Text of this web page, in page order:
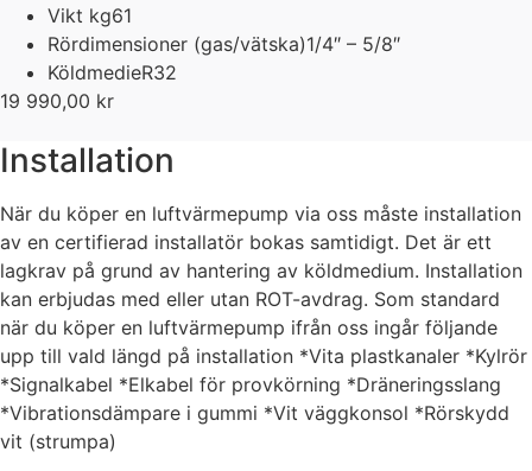
Vikt kg61
Rördimensioner (gas/vätska)1/4″ – 5/8″
KöldmedieR32
19 990,00 kr
Installation
När du köper en luftvärmepump via oss måste installation
av en certifierad installatör bokas samtidigt. Det är ett
lagkrav på grund av hantering av köldmedium. Installation
kan erbjudas med eller utan ROT-avdrag. Som standard
när du köper en luftvärmepump ifrån oss ingår följande
upp till vald längd på installation *Vita plastkanaler *Kylrör
*Signalkabel *Elkabel för provkörning *Dräneringsslang
*Vibrationsdämpare i gummi *Vit väggkonsol *Rörskydd
vit (strumpa)